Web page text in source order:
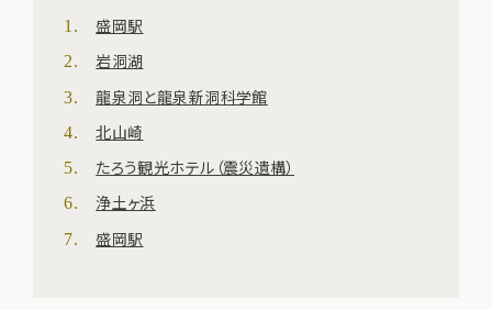
盛岡駅
岩洞湖
龍泉洞と龍泉新洞科学館
北山崎
たろう観光ホテル（震災遺構）
浄土ヶ浜
盛岡駅